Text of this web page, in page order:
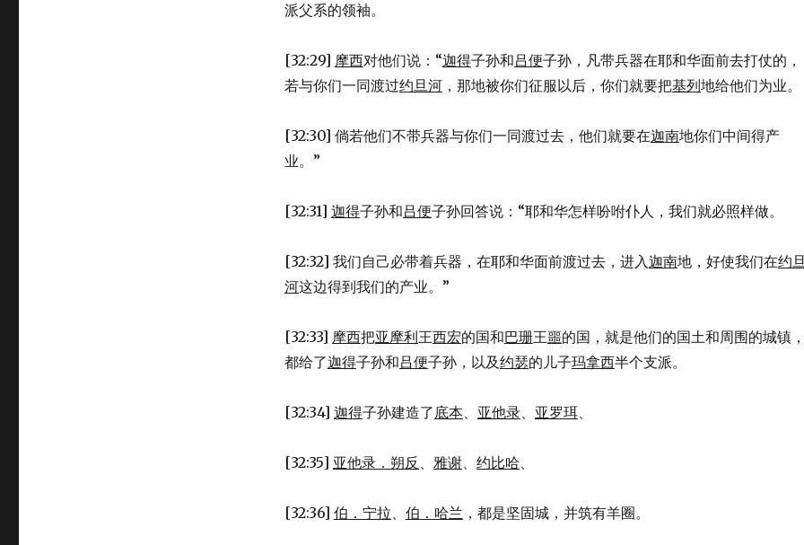
派父系的领袖。
[32:29] 摩西对他们说：“迦得子孙和吕便子孙，凡带兵器在耶和华面前去打仗的，
若与你们一同渡过约旦河，那地被你们征服以后，你们就要把基列地给他们为业。
[32:30] 倘若他们不带兵器与你们一同渡过去，他们就要在迦南地你们中间得产
业。”
[32:31] 迦得子孙和吕便子孙回答说：“耶和华怎样吩咐仆人，我们就必照样做。
[32:32] 我们自己必带着兵器，在耶和华面前渡过去，进入迦南地，好使我们在约
河这边得到我们的产业。”
[32:33] 摩西把亚摩利王西宏的国和巴珊王噩的国，就是他们的国土和周围的城镇
都给了迦得子孙和吕便子孙，以及约瑟的儿子玛拿西半个支派。
[32:34] 迦得子孙建造了底本、 亚他录、 亚罗珥、
[32:35] 亚他录．朔反 、 雅谢、 约比哈、
[32:36] 伯．宁拉、 伯．哈兰 ，都是坚固城，并筑有羊圈。